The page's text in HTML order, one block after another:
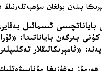
بىلەن بولغان سۆھبەتلەرنىڭ
باياناتچىسى ئىسمائىل
بەرگەن باياناتىدا:
«ئامېرىكالىقلار